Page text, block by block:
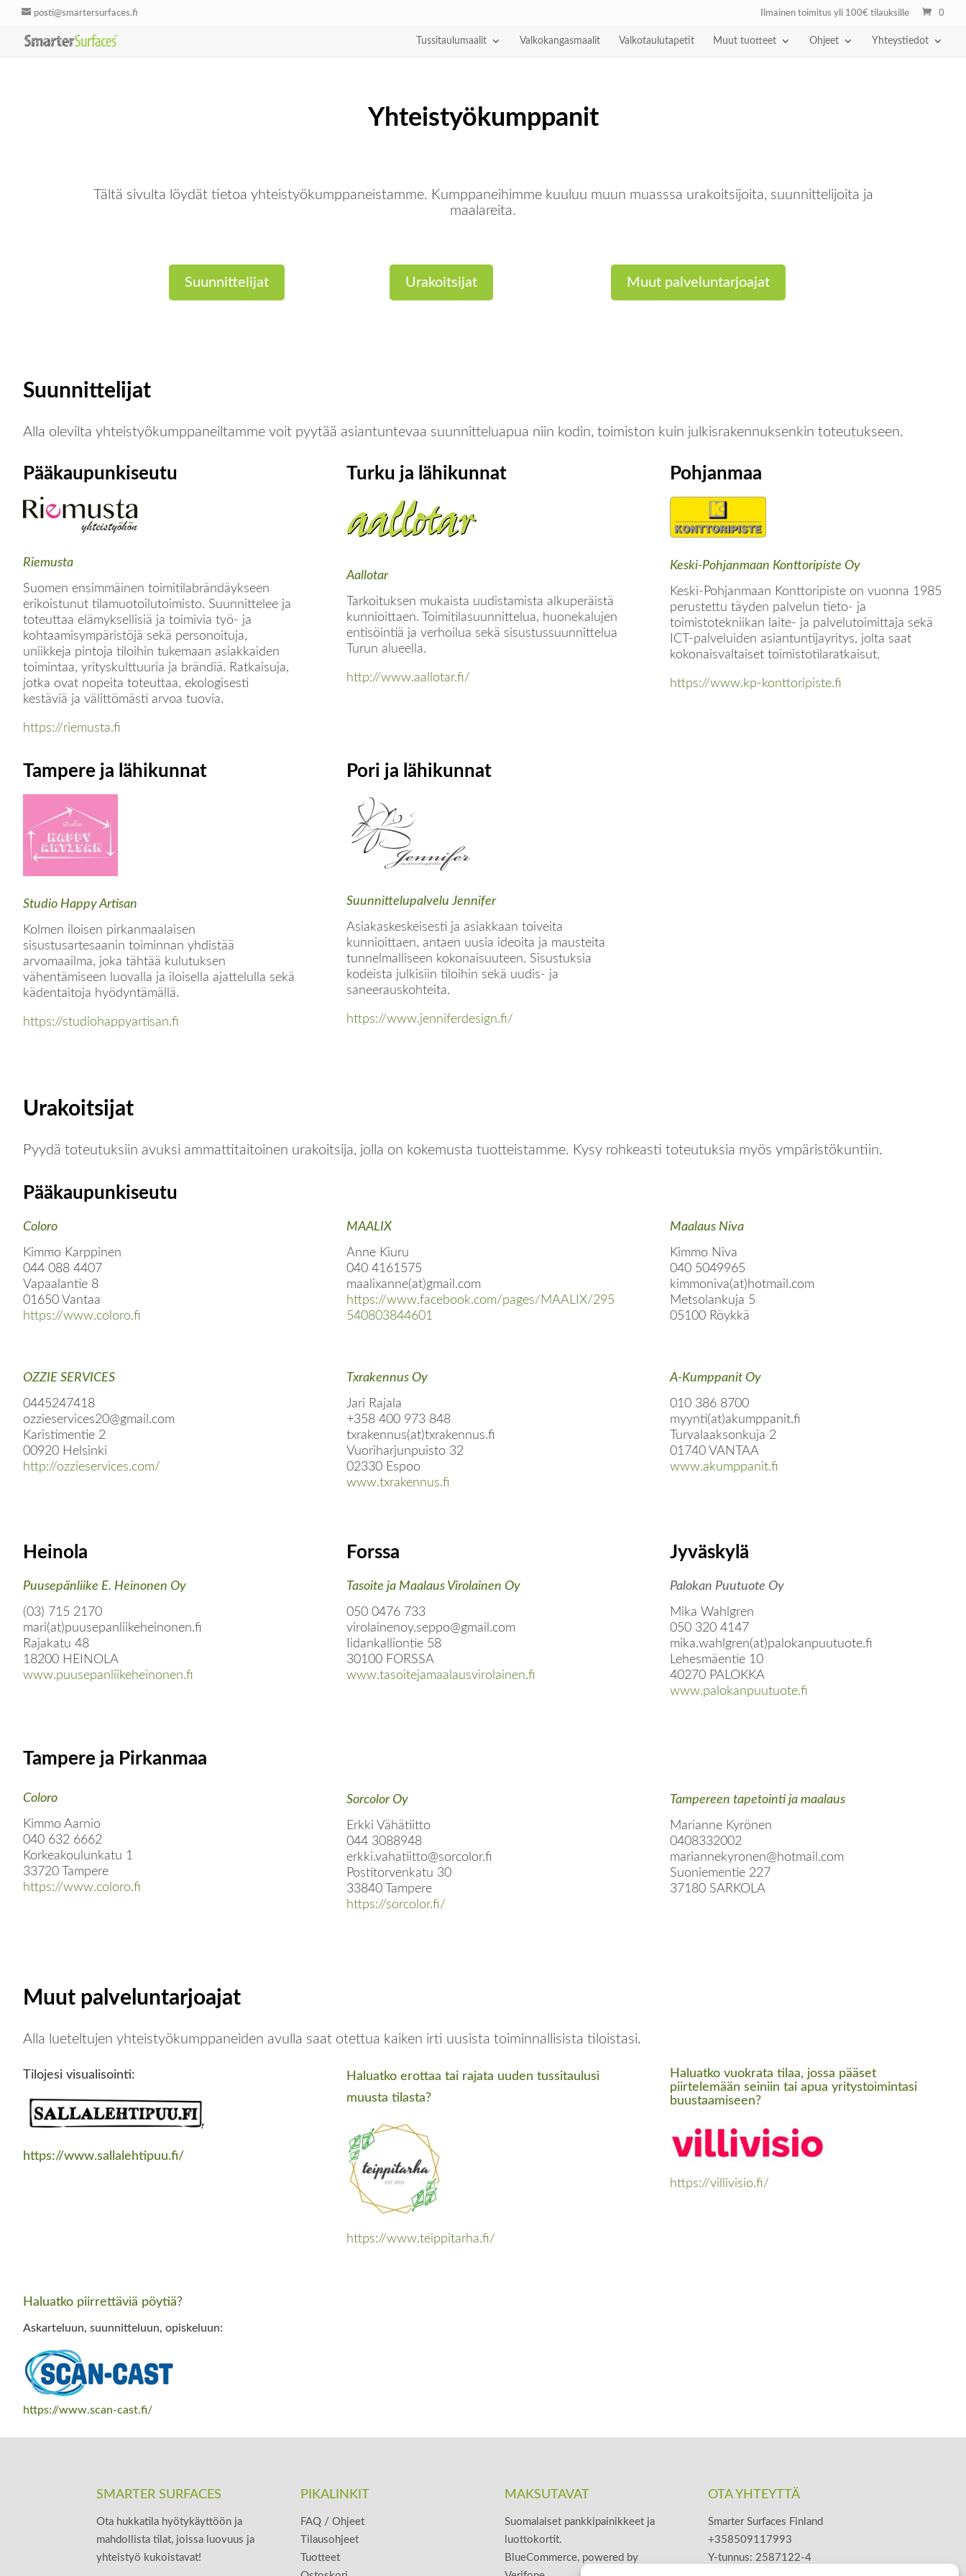
posti@smartersurfaces.fi Ilmainen toimitus yli 100€ tilauksille 0
Tussitaulumaalit Valkokangasmaalit Valkotaulutapetit Muut tuotteet Ohjeet Yhteystiedot
Yhteistyökumppanit
Tältä sivulta löydät tietoa yhteistyökumppaneistamme. Kumppaneihimme kuuluu muun muasssa urakoitsijoita, suunnittelijoita ja
maalareita.
Suunnittelijat Urakoitsijat Muut palveluntarjoajat
Suunnittelijat
Alla olevilta yhteistyökumppaneiltamme voit pyytää asiantuntevaa suunnitteluapua niin kodin, toimiston kuin julkisrakennuksenkin toteutukseen.
Pääkaupunkiseutu
Riemusta
Suomen ensimmäinen toimitilabrändäykseen
erikoistunut tilamuotoilutoimisto. Suunnittelee ja
toteuttaa elämyksellisiä ja toimivia työ- ja
kohtaamisympäristöjä sekä personoituja,
uniikkeja pintoja tiloihin tukemaan asiakkaiden
toimintaa, yrityskulttuuria ja brändiä. Ratkaisuja,
jotka ovat nopeita toteuttaa, ekologisesti
kestäviä ja välittömästi arvoa tuovia.
https://riemusta.fi
Turku ja lähikunnat
Aallotar
Tarkoituksen mukaista uudistamista alkuperäistä
kunnioittaen. Toimitilasuunnittelua, huonekalujen
entisöintiä ja verhoilua sekä sisustussuunnittelua
Turun alueella.
http://www.aallotar.fi/
Pohjanmaa
Keski-Pohjanmaan Konttoripiste Oy
Keski-Pohjanmaan Konttoripiste on vuonna 1985
perustettu täyden palvelun tieto- ja
toimistotekniikan laite- ja palvelutoimittaja sekä
ICT-palveluiden asiantuntijayritys, jolta saat
kokonaisvaltaiset toimistotilaratkaisut.
https://www.kp-konttoripiste.fi
Tampere ja lähikunnat
Studio Happy Artisan
Kolmen iloisen pirkanmaalaisen
sisustusartesaanin toiminnan yhdistää
arvomaailma, joka tähtää kulutuksen
vähentämiseen luovalla ja iloisella ajattelulla sekä
kädentaitoja hyödyntämällä.
https://studiohappyartisan.fi
Pori ja lähikunnat
Suunnittelupalvelu Jennifer
Asiakaskeskeisesti ja asiakkaan toiveita
kunnioittaen, antaen uusia ideoita ja mausteita
tunnelmalliseen kokonaisuuteen. Sisustuksia
kodeista julkisiin tiloihin sekä uudis- ja
saneerauskohteita.
https://www.jenniferdesign.fi/
Urakoitsijat
Pyydä toteutuksiin avuksi ammattitaitoinen urakoitsija, jolla on kokemusta tuotteistamme. Kysy rohkeasti toteutuksia myös ympäristökuntiin.
Pääkaupunkiseutu
Coloro
Kimmo Karppinen
044 088 4407
Vapaalantie 8
01650 Vantaa
https://www.coloro.fi
OZZIE SERVICES
0445247418
ozzieservices20@gmail.com
Karistimentie 2
00920 Helsinki
http://ozzieservices.com/
MAALIX
Anne Kiuru
040 4161575
maalixanne(at)gmail.com
https://www.facebook.com/pages/MAALIX/295
540803844601
Txrakennus Oy
Jari Rajala
+358 400 973 848
txrakennus(at)txrakennus.fi
Vuoriharjunpuisto 32
02330 Espoo
www.txrakennus.fi
Maalaus Niva
Kimmo Niva
040 5049965
kimmoniva(at)hotmail.com
Metsolankuja 5
05100 Röykkä
A-Kumppanit Oy
010 386 8700
myynti(at)akumppanit.fi
Turvalaaksonkuja 2
01740 VANTAA
www.akumppanit.fi
Heinola
Puusepänliike E. Heinonen Oy
(03) 715 2170
mari(at)puusepanliikeheinonen.fi
Rajakatu 48
18200 HEINOLA
www.puusepanliikeheinonen.fi
Forssa
Tasoite ja Maalaus Virolainen Oy
050 0476 733
virolainenoy.seppo@gmail.com
Iidankalliontie 58
30100 FORSSA
www.tasoitejamaalausvirolainen.fi
Jyväskylä
Palokan Puutuote Oy
Mika Wahlgren
050 320 4147
mika.wahlgren(at)palokanpuutuote.fi
Lehesmäentie 10
40270 PALOKKA
www.palokanpuutuote.fi
Tampere ja Pirkanmaa
Coloro
Kimmo Aarnio
040 632 6662
Korkeakoulunkatu 1
33720 Tampere
https://www.coloro.fi
Sorcolor Oy
Erkki Vähätiitto
044 3088948
erkki.vahatiitto@sorcolor.fi
Postitorvenkatu 30
33840 Tampere
https://sorcolor.fi/
Tampereen tapetointi ja maalaus
Marianne Kyrönen
0408332002
mariannekyronen@hotmail.com
Suoniementie 227
37180 SARKOLA
Muut palveluntarjoajat
Alla lueteltujen yhteistyökumppaneiden avulla saat otettua kaiken irti uusista toiminnallisista tiloistasi.
Tilojesi visualisointi:
https://www.sallalehtipuu.fi/
Haluatko erottaa tai rajata uuden tussitaulusi
muusta tilasta?
https://www.teippitarha.fi/
Haluatko vuokrata tilaa, jossa pääset
piirtelemään seiniin tai apua yritystoimintasi
buustaamiseen?
https://villivisio.fi/
Haluatko piirrettäviä pöytiä?
Askarteluun, suunnitteluun, opiskeluun:
https://www.scan-cast.fi/
SMARTER SURFACES
Ota hukkatila hyötykäyttöön ja
mahdollista tilat, joissa luovuus ja
yhteistyö kukoistavat!
PIKALINKIT
FAQ / Ohjeet
Tilausohjeet
Tuotteet
MAKSUTAVAT
Suomalaiset pankkipainikkeet ja
luottokortit.
BlueCommerce, powered by
OTA YHTEYTTÄ
Smarter Surfaces Finland
+358509117993
Y-tunnus: 2587122-4